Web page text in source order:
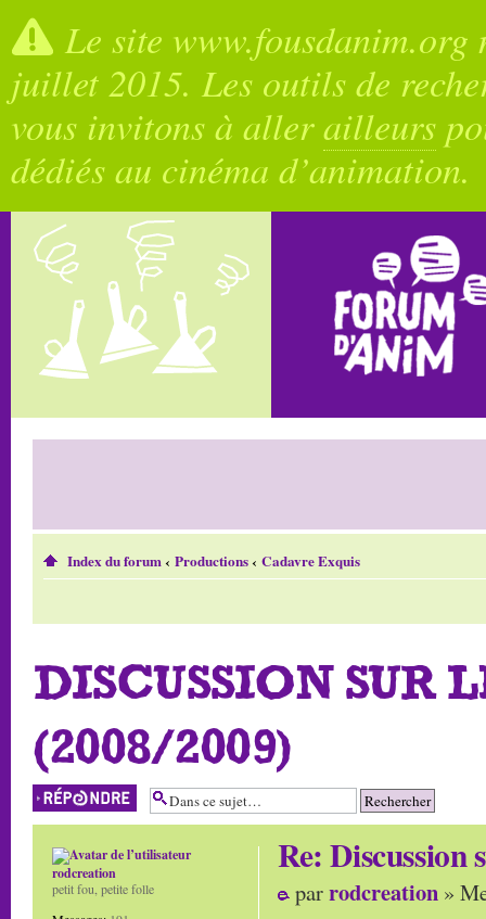
Le site
juillet 2015. Les outils de
vous invitons à allerailleurs
dédiés au cinéma d’animation.
Index du forum‹ Productions‹ Cadavre Exquis
DISCUSSION SUR
(2008/2009)
Répondre
Re: Discussion
parrodcreation »
rodcreation
petit fou, petite folle